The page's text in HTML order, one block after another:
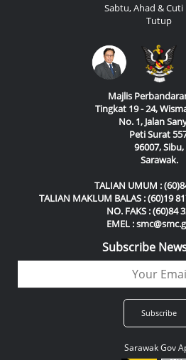
Sabtu, Ahad &
Tutup
Majlis
Tingkat 19 - 24,
No. 1, Jalan
Peti Surat
96007, Sibu,
Sarawak.
TALIAN UMUM :
TALIAN MAKLUM BALAS : (60)19
NO. FAKS : (60)84
EMEL :
Subscribe
Sarawak Gov